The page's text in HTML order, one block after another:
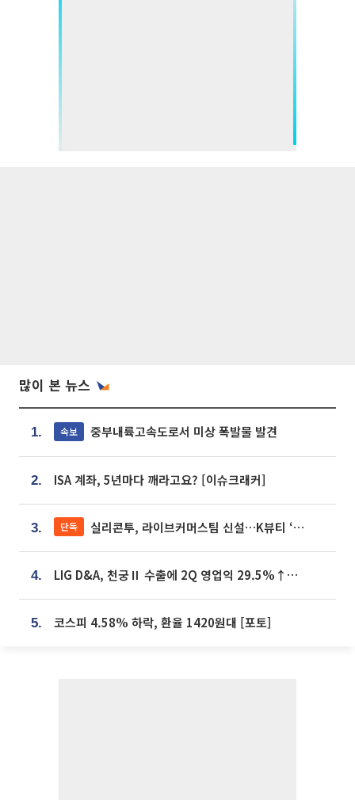
많이 본 뉴스
1. 속보 중부내륙고속도로서 미상 폭발물 발견
2. ISA 계좌, 5년마다 깨라고요? [이슈크래커]
3. 단독 실리콘투, 라이브커머스팀 신설…K뷰티 ‘글로벌 판매망’ 확대[K뷰티 라방戰]
4. LIG D&A, 천궁Ⅱ 수출에 2Q 영업익 29.5%↑…수주잔고 24.6조 [종합]
5. 코스피 4.58% 하락, 환율 1420원대 [포토]